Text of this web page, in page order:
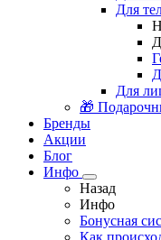
Для
Для
🎁
Бренды
Акции
Блог
Инфо
Назад
Инфо
Бонусная
Как